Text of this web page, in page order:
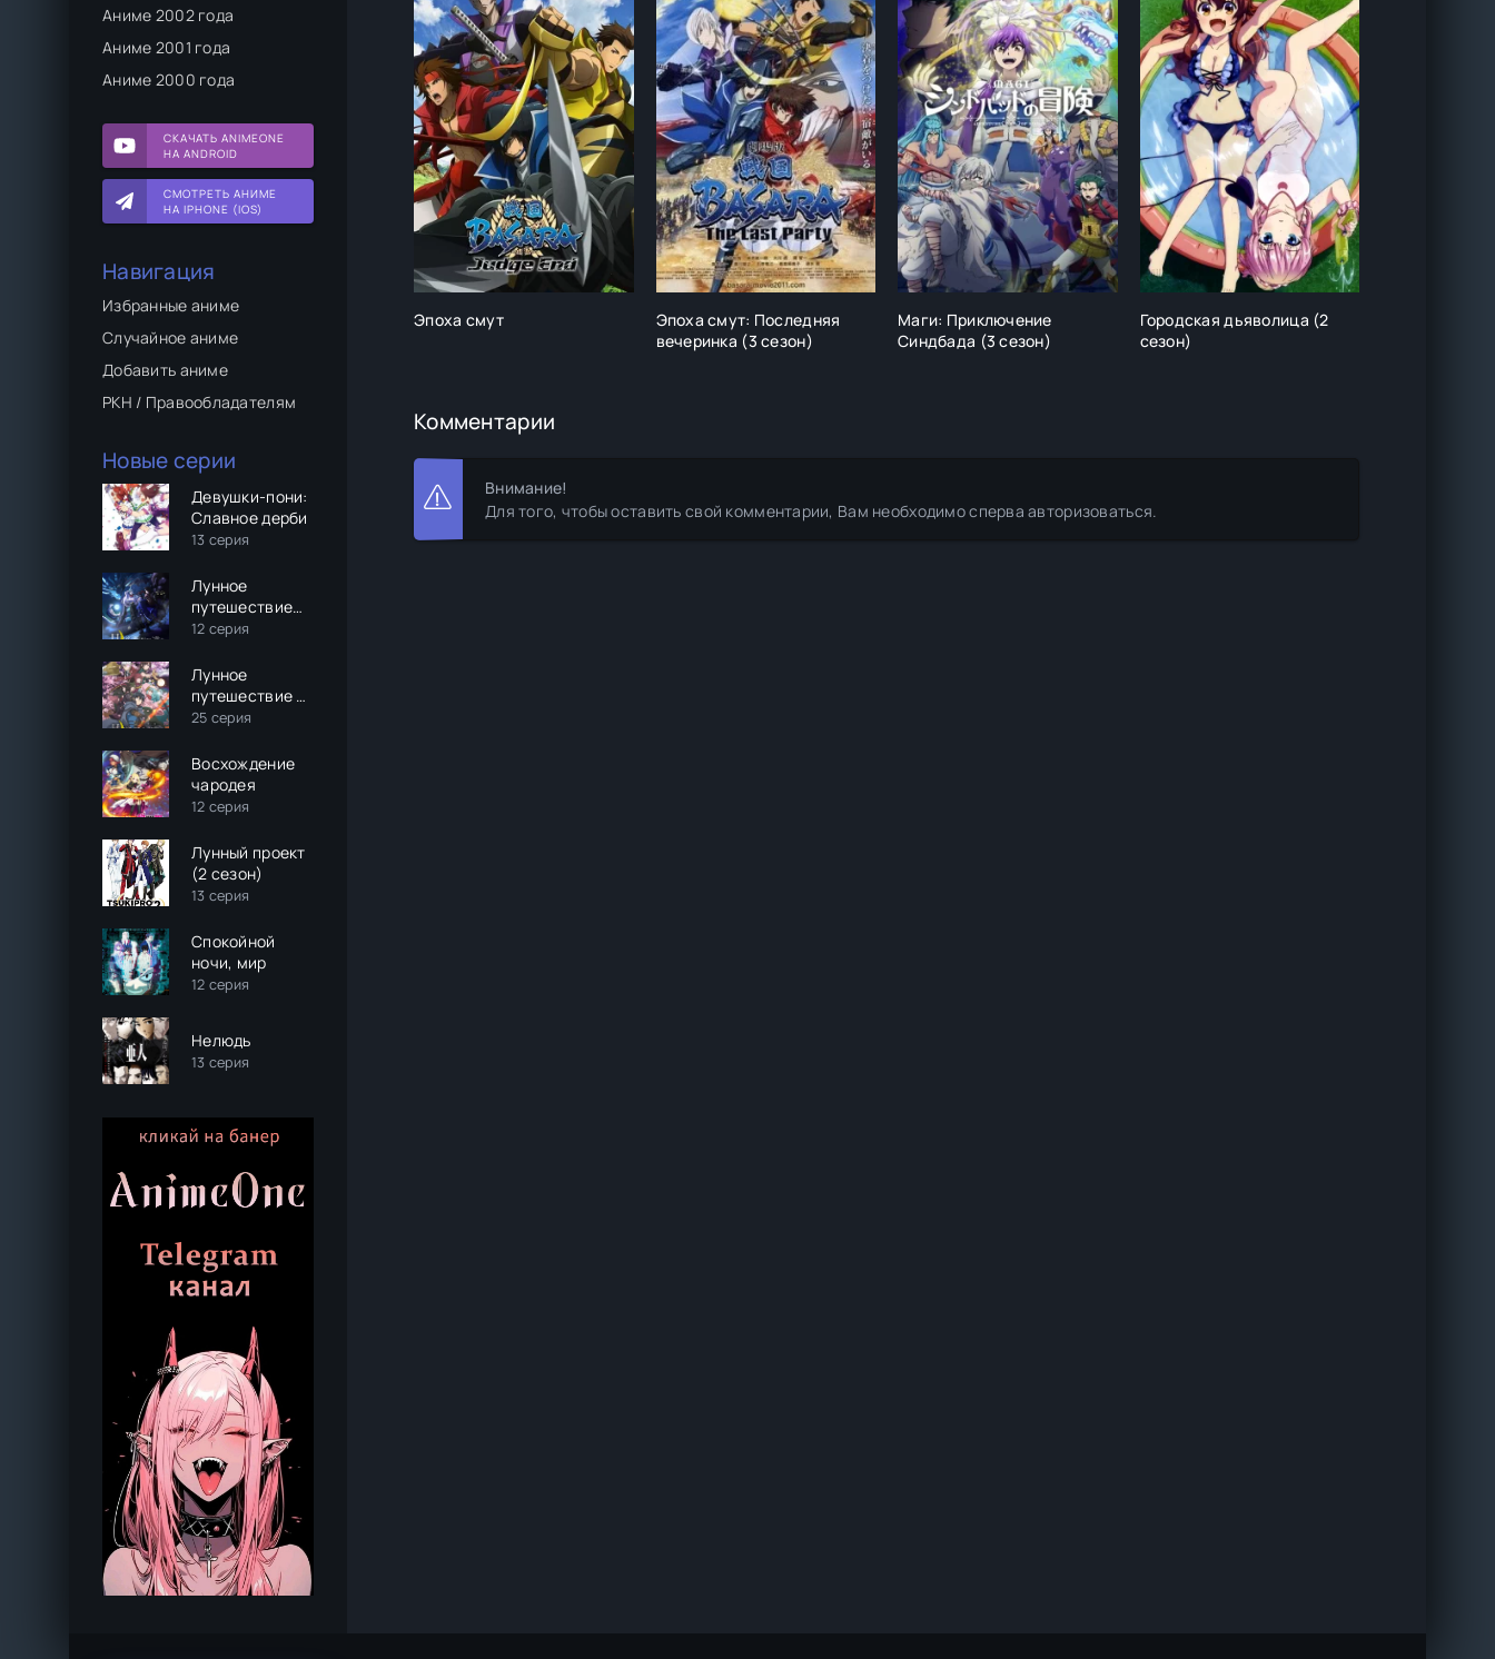
Аниме 2002 года
Аниме 2001 года
Аниме 2000 года
СКАЧАТЬ ANIMEONE
НА ANDROID
СМОТРЕТЬ АНИМЕ
НА IPHONE (IOS)
Навигация
Избранные аниме
Случайное аниме
Добавить аниме
РКН / Правообладателям
Новые серии
Девушки-пони:
Славное дерби
13 серия
Лунное
путешествие
приведёт к
12 серия
Лунное
путешествие в
другой мир (2
25 серия
Восхождение
чародея
12 серия
Лунный проект
(2 сезон)
13 серия
Спокойной
ночи, мир
12 серия
Нелюдь
13 серия
Эпоха смут
Эпоха смут: Последняя
вечеринка (3 сезон)
Маги: Приключение
Синдбада (3 сезон)
Городская дьяволица (2
сезон)
Комментарии
Внимание!
Для того, чтобы оставить свой комментарии, Вам необходимо сперва авторизоваться.